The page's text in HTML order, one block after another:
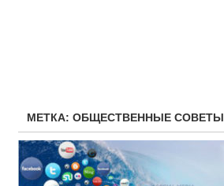
МЕТКА: ОБЩЕСТВЕННЫЕ СОВЕТЫ